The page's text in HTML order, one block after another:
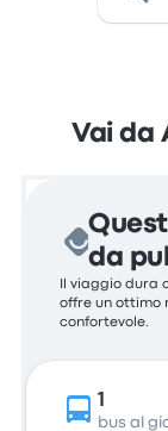
Vai da
da
Il viaggio dura
offre un ottimo
confortevole.
1
bus al